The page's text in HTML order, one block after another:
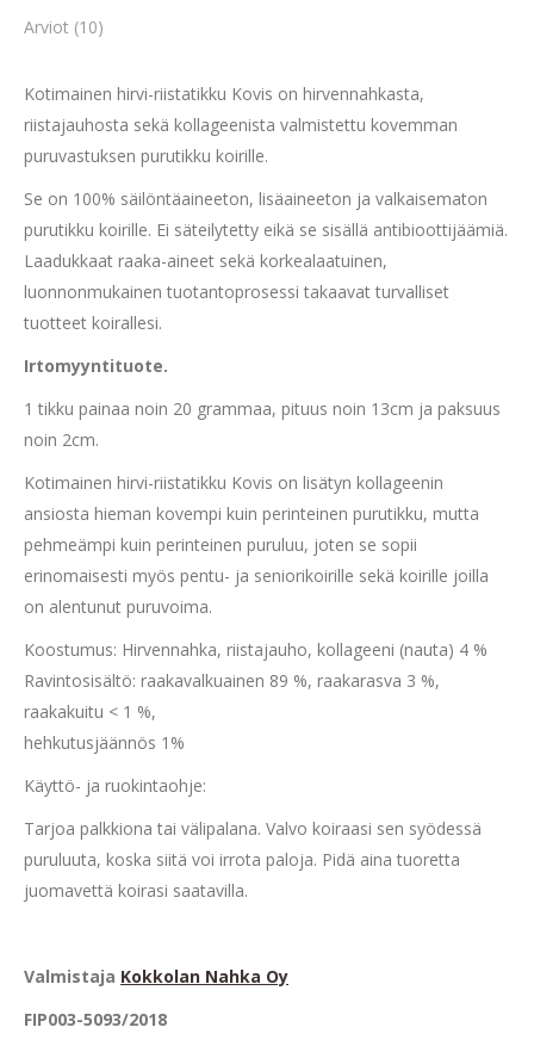
Arviot (10)
Kotimainen hirvi-riistatikku Kovis on hirvennahkasta,
riistajauhosta sekä kollageenista valmistettu kovemman
puruvastuksen purutikku koirille.
Se on 100% säilöntäaineeton, lisäaineeton ja valkaisematon
purutikku koirille. Ei säteilytetty eikä se sisällä antibioottijäämiä.
Laadukkaat raaka-aineet sekä korkealaatuinen,
luonnonmukainen tuotantoprosessi takaavat turvalliset
tuotteet koirallesi.
Irtomyyntituote.
1 tikku painaa noin 20 grammaa, pituus noin 13cm ja paksuus
noin 2cm.
Kotimainen hirvi-riistatikku Kovis on lisätyn kollageenin
ansiosta hieman kovempi kuin perinteinen purutikku, mutta
pehmeämpi kuin perinteinen puruluu, joten se sopii
erinomaisesti myös pentu- ja seniorikoirille sekä koirille joilla
on alentunut puruvoima.
Koostumus: Hirvennahka, riistajauho, kollageeni (nauta) 4 %
Ravintosisältö: raakavalkuainen 89 %, raakarasva 3 %,
raakakuitu < 1 %,
hehkutusjäännös 1%
Käyttö- ja ruokintaohje:
Tarjoa palkkiona tai välipalana. Valvo koiraasi sen syödessä
puruluuta, koska siitä voi irrota paloja. Pidä aina tuoretta
juomavettä koirasi saatavilla.
Valmistaja Kokkolan Nahka Oy
FIP003-5093/2018